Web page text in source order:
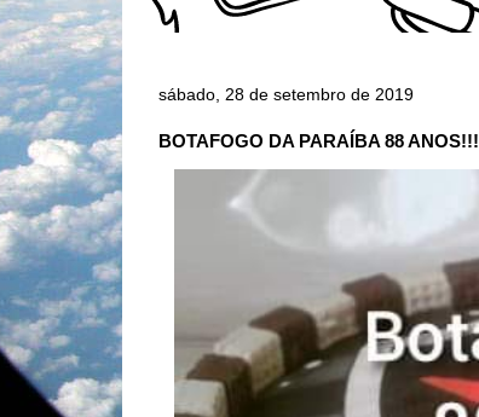
sábado, 28 de setembro de 2019
BOTAFOGO DA PARAÍBA 88 ANOS!!!